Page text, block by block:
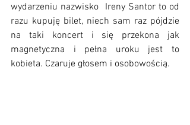
wydarzeniu nazwisko  Ireny Santor to od
razu kupuję bilet, niech sam raz pójdzie
na taki koncert i się przekona jak
magnetyczna i pełna uroku jest to
kobieta. Czaruje głosem i osobowością.